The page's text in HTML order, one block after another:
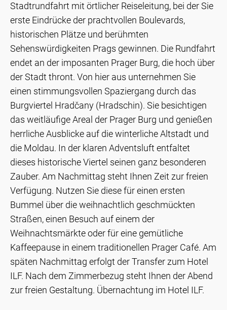
Stadtrundfahrt mit örtlicher Reiseleitung, bei der Sie
erste Eindrücke der prachtvollen Boulevards,
historischen Plätze und berühmten
Sehenswürdigkeiten Prags gewinnen. Die Rundfahrt
endet an der imposanten Prager Burg, die hoch über
der Stadt thront. Von hier aus unternehmen Sie
einen stimmungsvollen Spaziergang durch das
Burgviertel Hradčany (Hradschin). Sie besichtigen
das weitläufige Areal der Prager Burg und genießen
herrliche Ausblicke auf die winterliche Altstadt und
die Moldau. In der klaren Adventsluft entfaltet
dieses historische Viertel seinen ganz besonderen
Zauber. Am Nachmittag steht Ihnen Zeit zur freien
Verfügung. Nutzen Sie diese für einen ersten
Bummel über die weihnachtlich geschmückten
Straßen, einen Besuch auf einem der
Weihnachtsmärkte oder für eine gemütliche
Kaffeepause in einem traditionellen Prager Café. Am
späten Nachmittag erfolgt der Transfer zum Hotel
ILF. Nach dem Zimmerbezug steht Ihnen der Abend
zur freien Gestaltung. Übernachtung im Hotel ILF.